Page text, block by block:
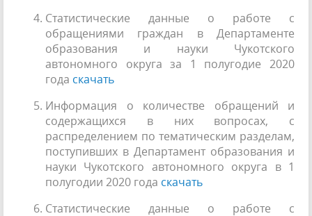
Статистические данные о работе с
обращениями граждан в Департаменте
образования и науки Чукотского
автономного округа за 1 полугодие 2020
года скачать
Информация о количестве обращений и
содержащихся в них вопросах, с
распределением по тематическим разделам,
поступивших в Департамент образования и
науки Чукотского автономного округа в 1
полугодии 2020 года скачать
Статистические данные о работе с